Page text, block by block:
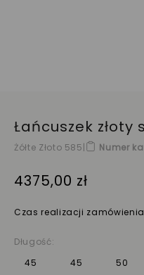
Łańcuszek
Żółte Złoto 585| Numer
4375,00 zł
Czas realizacji
Długość:
45
45 50